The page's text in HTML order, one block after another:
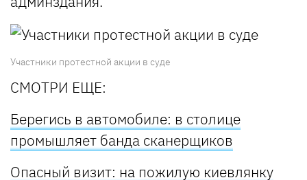
Участники протестной акции в суде
СМОТРИ ЕЩЕ:
Берегись в автомобиле: в столице
промышляет банда сканерщиков
Опасный визит: на пожилую киевлянку